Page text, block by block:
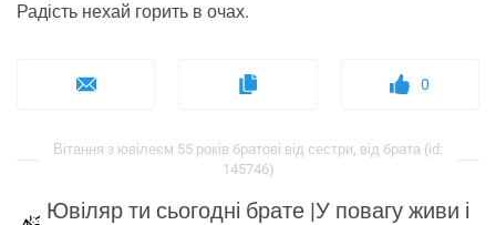
Радість нехай горить в очах.
0
Вітання з ювілеєм 55 років братові від сестри, від брата (id:
145746)
Ювіляр ти сьогодні брате |У повагу живи і